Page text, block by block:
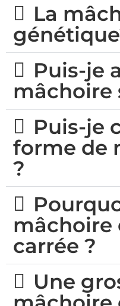
La
Puis-je
mâchoire
Puis-je
forme de
?
mâchoire
carrée ?
Une